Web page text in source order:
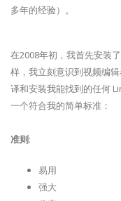
多年的经验）。
在2008年初，我首先安装了
样，我立刻意识到视频编
译和安装我能找到的任何
一个符合我的简单标准：
准则:
易用
强大